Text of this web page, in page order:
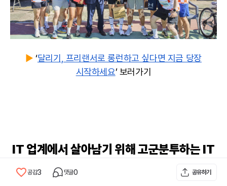
▶️ ‘달리기, 프리랜서로 롱런하고 싶다면 지금 당장
시작하세요’ 보러가기
IT 업계에서 살아남기 위해 고군분투하는 IT
프리랜서
공감3 댓글0 공유하기